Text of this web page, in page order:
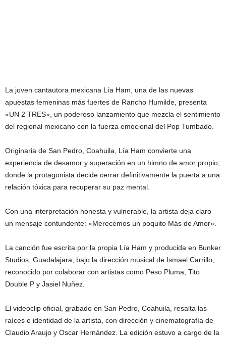
La joven cantautora mexicana Lía Ham, una de las nuevas
apuestas femeninas más fuertes de Rancho Humilde, presenta
«UN 2 TRES», un poderoso lanzamiento que mezcla el sentimiento
del regional mexicano con la fuerza emocional del Pop Tumbado.
Originaria de San Pedro, Coahuila, Lía Ham convierte una
experiencia de desamor y superación en un himno de amor propio,
donde la protagonista decide cerrar definitivamente la puerta a una
relación tóxica para recuperar su paz mental.
Con una interpretación honesta y vulnerable, la artista deja claro
un mensaje contundente: «Merecemos un poquito Más de Amor».
La canción fue escrita por la propia Lía Ham y producida en Bunker
Studios, Guadalajara, bajo la dirección musical de Ismael Carrillo,
reconocido por colaborar con artistas como Peso Pluma, Tito
Double P y Jasiel Nuñez.
El videoclip oficial, grabado en San Pedro, Coahuila, resalta las
raíces e identidad de la artista, con dirección y cinematografía de
Claudio Araujo y Oscar Hernández. La edición estuvo a cargo de la